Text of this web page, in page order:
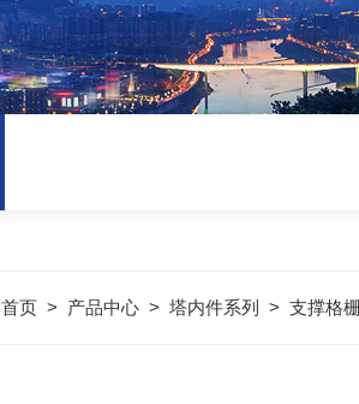
首页> 产品中心> 塔内件系列 > 支撑格